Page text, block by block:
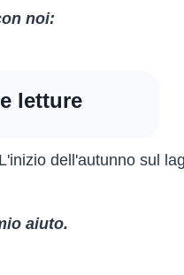
noi:
letture
aiuto.